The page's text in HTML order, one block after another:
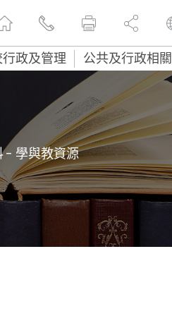
政及管理 公共及行政相關
- 學與教資源